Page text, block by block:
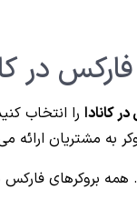
در
کانادا را انتخاب
به مشتریان